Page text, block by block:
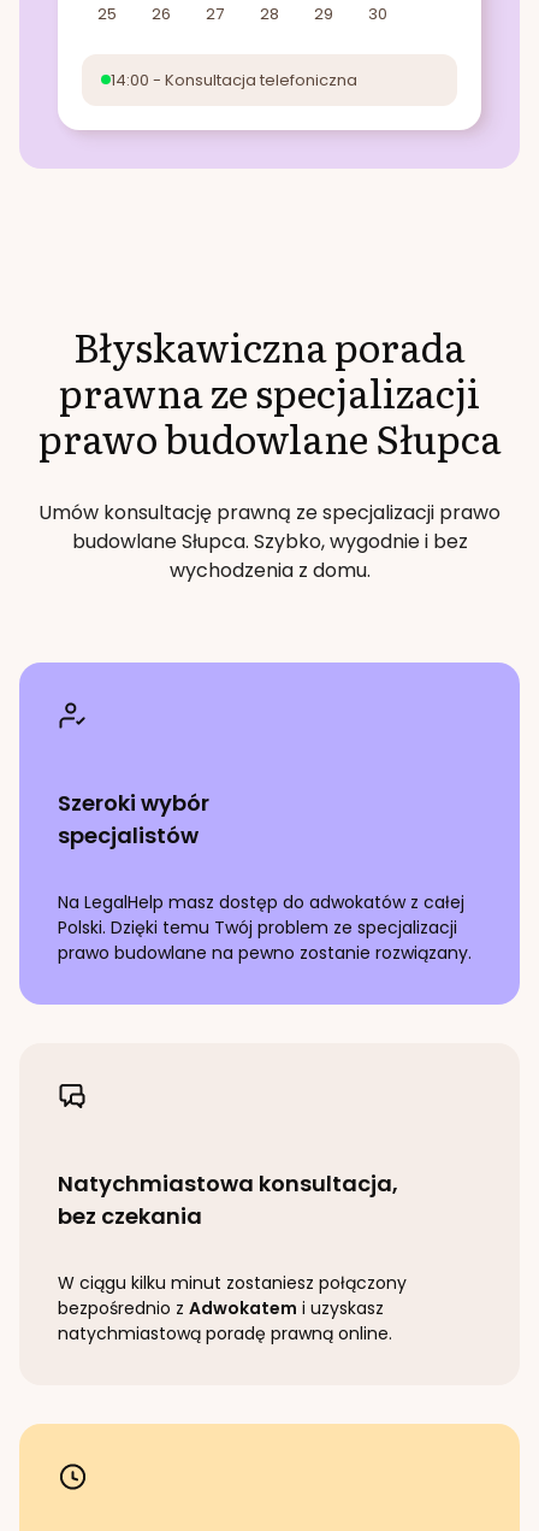
25
26 27 28 29 30
14:00 - Konsultacja telefoniczna
Błyskawiczna porada
prawna ze specjalizacji
prawo budowlaneSłupca
Umów konsultację prawną ze specjalizacji prawo
budowlaneSłupca. Szybko, wygodnie i bez
wychodzenia z domu.
Szeroki wybór
specjalistów
Na LegalHelp masz dostęp do adwokatów z całej
Polski. Dzięki temu Twój problem ze specjalizacji
prawo budowlane na pewno zostanie rozwiązany.
Natychmiastowa konsultacja,
bez czekania
W ciągu kilku minut zostaniesz połączony
bezpośrednio z Adwokatem i uzyskasz
natychmiastową poradę prawną online.